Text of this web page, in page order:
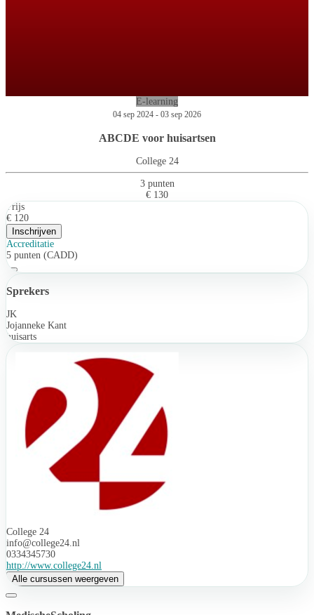
E-learning
04 sep 2024 - 03 sep 2026
ABCDE voor huisartsen
College 24
3 punten
€ 130
Prijs
€ 120
Inschrijven
Accreditatie
5 punten (CADD)
Sprekers
JK
Jojanneke Kant
huisarts
College 24
info@college24.nl
0334345730
http://www.college24.nl
Alle cursussen weergeven